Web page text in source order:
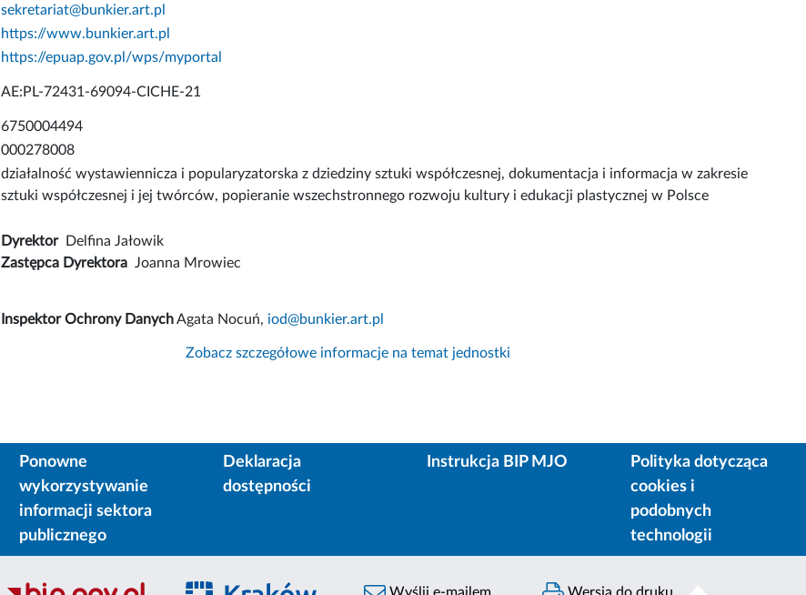
sekretariat@bunkier.art.pl
https://www.bunkier.art.pl
https://epuap.gov.pl/wps/myportal
AE:PL-72431-69094-CICHE-21
6750004494
000278008
działalność wystawiennicza i popularyzatorska z dziedziny sztuki współczesnej, dokumentacja i informacja w zakresie
sztuki współczesnej i jej twórców, popieranie wszechstronnego rozwoju kultury i edukacji plastycznej w Polsce
DyrektorDelfina Jałowik
Zastępca Dyrektora Joanna Mrowiec
Inspektor Ochrony DanychAgata Nocuń, iod@bunkier.art.pl
Zobacz szczegółowe informacje na temat jednostki
Ponowne
wykorzystywanie
informacji sektora
publicznego
Deklaracja
dostępności
Instrukcja BIP MJO
Polityka dotycząca
cookies i
podobnych
technologii
Wyślij e-mailem Wersja do druku